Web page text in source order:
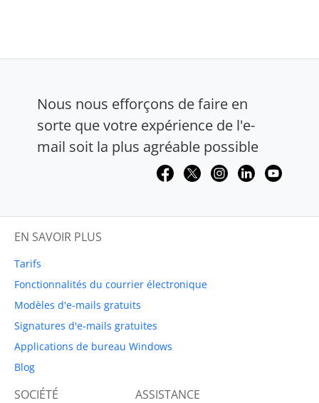
Nous nous efforçons de faire en
sorte que votre expérience de l'e-
mail soit la plus agréable possible
EN SAVOIR PLUS
Tarifs
Fonctionnalités du courrier électronique
Modèles d'e-mails gratuits
Signatures d'e-mails gratuites
Applications de bureau Windows
Blog
SOCIÉTÉ ASSISTANCE